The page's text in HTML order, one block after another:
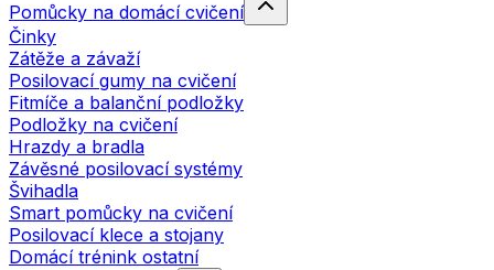
Pomůcky na domácí cvičení
Činky
Zátěže a závaží
Posilovací gumy na cvičení
Fitmíče a balanční podložky
Podložky na cvičení
Hrazdy a bradla
Závěsné posilovací systémy
Švihadla
Smart pomůcky na cvičení
Posilovací klece a stojany
Domácí trénink ostatní